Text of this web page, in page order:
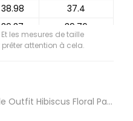
38.98
37.4
39.37
39.76
39.76 42.13
les mesures de taille
attention à cela.
Hawaii Vacation Couple Outfit Hibiscus Floral Palm Leaf Pattern Ruched Bust Mini Dress and Shirt Set